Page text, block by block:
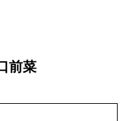
前菜